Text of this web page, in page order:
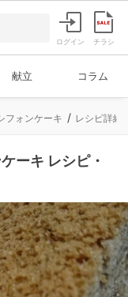
ログイン チラシ
献立 コラム
フォンケーキ レシピ詳細
ーキ レシピ・